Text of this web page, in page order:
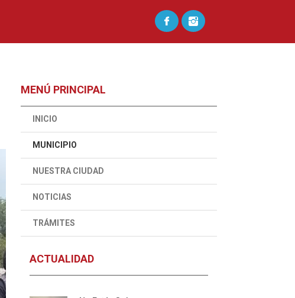
MENÚ PRINCIPAL
INICIO
MUNICIPIO
NUESTRA CIUDAD
NOTICIAS
TRÁMITES
ACTUALIDAD